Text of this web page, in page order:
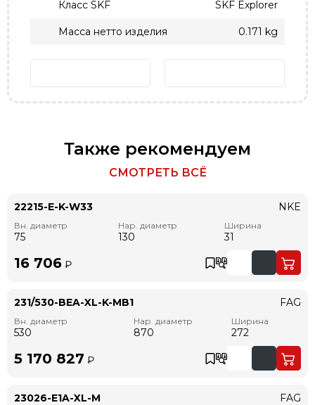
Класс SKF SKF Explorer
Масса нетто изделия 0.171 kg
Также рекомендуем
СМОТРЕТЬ ВСЁ
22215-E-K-W33
Вн. диаметр
75
Нар. диаметр
130
Ширина
31
NKE
16 706 ₽
231/530-BEA-XL-K-MB1
Вн. диаметр
530
Нар. диаметр
870
Ширина
272
FAG
5 170 827 ₽
23026-E1A-XL-M FAG